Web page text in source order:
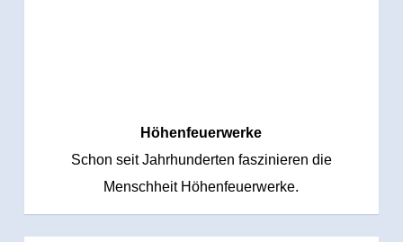
Höhenfeuerwerke
Schon seit Jahrhunderten faszinieren die
Menschheit Höhenfeuerwerke.